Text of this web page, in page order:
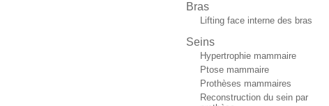
Bras
Lifting face interne des bras
Seins
Hypertrophie mammaire
Ptose mammaire
Prothèses mammaires
Reconstruction du sein par